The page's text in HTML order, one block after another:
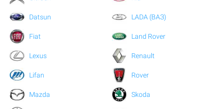
Datsun
Fiat
LADA (ВАЗ)
Land Rover
Lexus
Lifan
Mazda
Renault
Rover
Skoda